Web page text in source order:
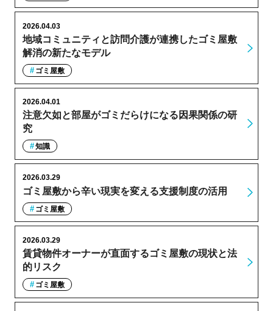
地域コミュニティと訪問介護が連携したゴミ屋敷
解消の新たなモデル
2026.04.03
ゴミ屋敷
注意欠如と部屋がゴミだらけになる因果関係の研
究
2026.04.01
知識
ゴミ屋敷から辛い現実を変える支援制度の活用
2026.03.29
ゴミ屋敷
賃貸物件オーナーが直面するゴミ屋敷の現状と法
的リスク
2026.03.29
ゴミ屋敷